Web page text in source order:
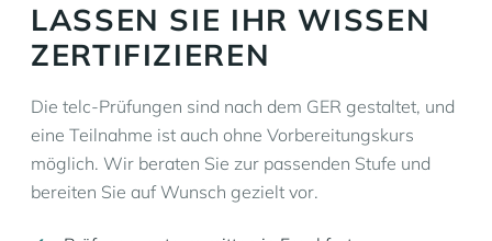
LASSEN SIE IHR WISSEN
ZERTIFIZIEREN
Die telc-Prüfungen sind nach dem GER gestaltet, und
eine Teilnahme ist auch ohne Vorbereitungskurs
möglich. Wir beraten Sie zur passenden Stufe und
bereiten Sie auf Wunsch gezielt vor.